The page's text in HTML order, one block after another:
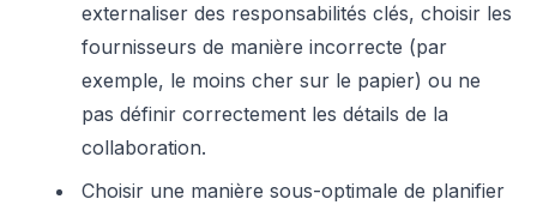
externaliser des responsabilités clés, choisir les
fournisseurs de manière incorrecte (par
exemple, le moins cher sur le papier) ou ne
pas définir correctement les détails de la
collaboration.
Choisir une manière sous-optimale de planifier